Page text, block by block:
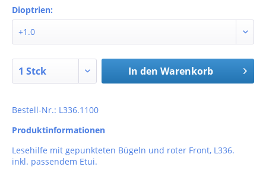
Dioptrien:
In den Warenkorb
Bestell-Nr.: L336.1100
Produktinformationen
Lesehilfe mit gepunkteten Bügeln und roter Front, L336.
inkl. passendem Etui.